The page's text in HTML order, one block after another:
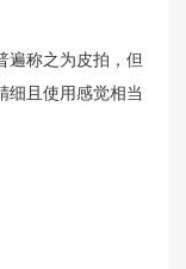
遍称之为皮拍，但
细且使用感觉相当